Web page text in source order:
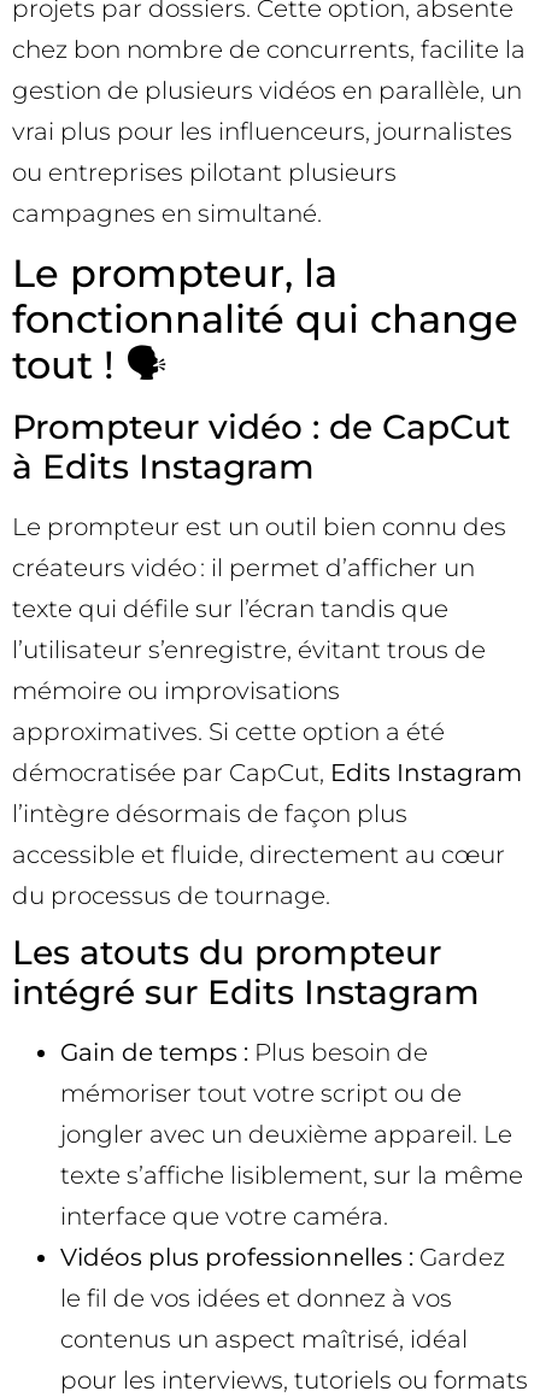
projets par dossiers. Cette option, absente
chez bon nombre de concurrents, facilite la
gestion de plusieurs vidéos en parallèle, un
vrai plus pour les influenceurs, journalistes
ou entreprises pilotant plusieurs
campagnes en simultané.
Le prompteur, la
fonctionnalité qui change
tout ! 🗣️
Prompteur vidéo : de CapCut
à Edits Instagram
Le prompteur est un outil bien connu des
créateurs vidéo : il permet d’afficher un
texte qui défile sur l’écran tandis que
l’utilisateur s’enregistre, évitant trous de
mémoire ou improvisations
approximatives. Si cette option a été
démocratisée par CapCut, Edits Instagram
l’intègre désormais de façon plus
accessible et fluide, directement au cœur
du processus de tournage.
Les atouts du prompteur
intégré sur Edits Instagram
Gain de temps : Plus besoin de
mémoriser tout votre script ou de
jongler avec un deuxième appareil. Le
texte s’affiche lisiblement, sur la même
interface que votre caméra.
Vidéos plus professionnelles : Gardez
le fil de vos idées et donnez à vos
contenus un aspect maîtrisé, idéal
pour les interviews, tutoriels ou formats